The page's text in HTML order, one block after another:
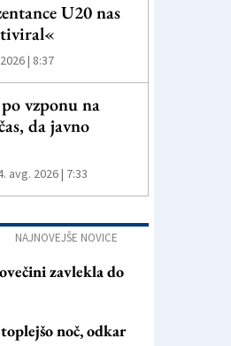
U20 nas
| 8:37
vzponu na
da javno
avg. 2026 | 7:33
NAJNOVEJŠE NOVICE
zavlekla do
noč, odkar